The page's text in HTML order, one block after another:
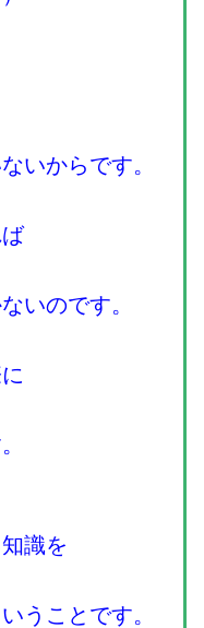
いからです。
いのです。
識を
うことです。